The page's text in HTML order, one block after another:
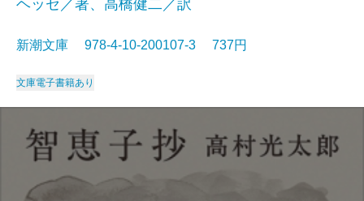
ヘッセ／著、高橋健二／訳
新潮文庫 978-4-10-200107-3 737円
文庫電子書籍あり